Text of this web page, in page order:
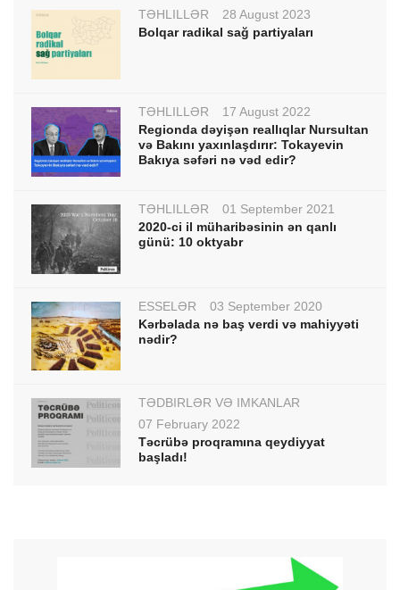
TƏHLİLLƏR
28 August 2023
Bolqar radikal sağ partiyaları
TƏHLİLLƏR
17 August 2022
Regionda dəyişən reallıqlar Nursultan
və Bakını yaxınlaşdırır: Tokayevin
Bakıya səfəri nə vəd edir?
TƏHLİLLƏR
01 September 2021
2020-ci il müharibəsinin ən qanlı
günü: 10 oktyabr
ESSELƏR
03 September 2020
Kərbəlada nə baş verdi və mahiyyəti
nədir?
TƏDBİRLƏR VƏ İMKANLAR
07 February 2022
Təcrübə proqramına qeydiyyat
başladı!